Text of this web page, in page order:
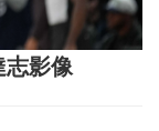
志影像